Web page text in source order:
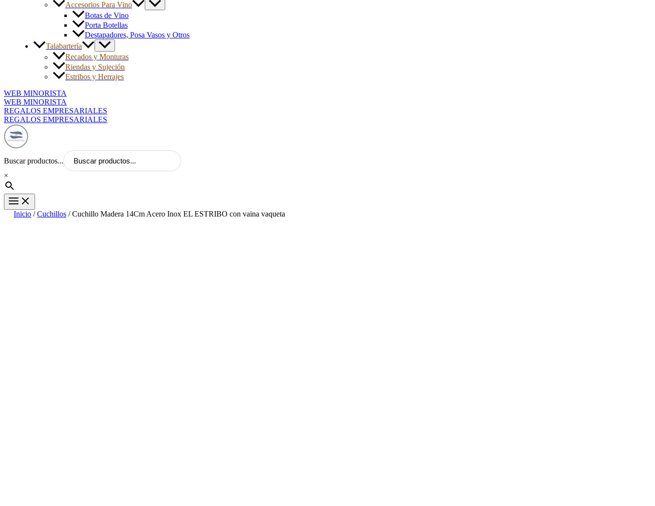
Accesorios Para Vino
Botas de Vino
Porta Botellas
Destapadores, Posa Vasos y Otros
Talabartería
Recados y Monturas
Riendas y Sujeción
Estribos y Herrajes
WEB MINORISTA
WEB MINORISTA
REGALOS EMPRESARIALES
REGALOS EMPRESARIALES
Buscar productos...
×
Inicio /Cuchillos / Cuchillo Madera 14Cm Acero Inox EL ESTRIBO con vaina vaqueta